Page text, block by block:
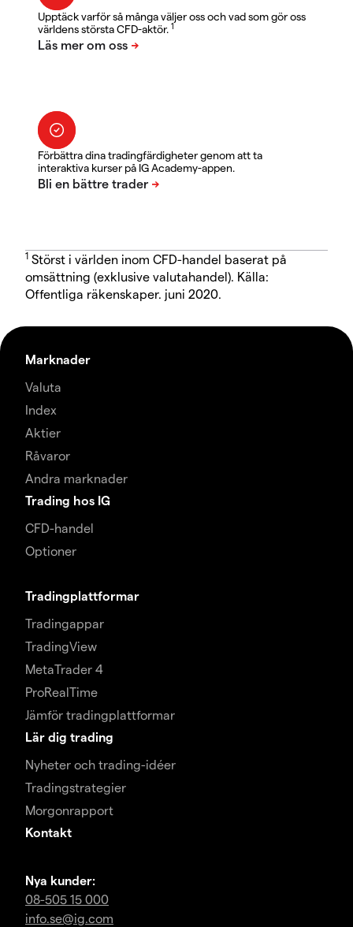
Upptäck varför så många väljer oss och vad som gör oss
världens största CFD-aktör. 1
Förbättra dina tradingfärdigheter genom att ta
interaktiva kurser på IG Academy-appen.
1 Störst i världen inom CFD-handel baserat på
omsättning (exklusive valutahandel). Källa:
Offentliga räkenskaper. juni 2020.
Marknader
Valuta
Index
Aktier
Råvaror
Andra marknader
Trading hos IG
CFD-handel
Optioner
Tradingplattformar
Tradingappar
TradingView
MetaTrader 4
ProRealTime
Jämför tradingplattformar
Lär dig trading
Nyheter och trading-idéer
Tradingstrategier
Morgonrapport
Kontakt
Nya kunder:
08-505 15 000
info.se@ig.com